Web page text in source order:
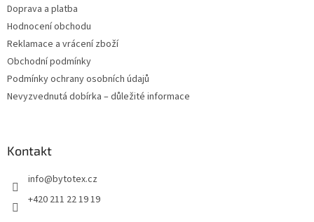
p
i
Doprava a platba
Hodnocení obchodu
Reklamace a vrácení zboží
Obchodní podmínky
Podmínky ochrany osobních údajů
Nevyzvednutá dobírka – důležité informace
Kontakt
info@bytotex.cz
+420 211 22 19 19